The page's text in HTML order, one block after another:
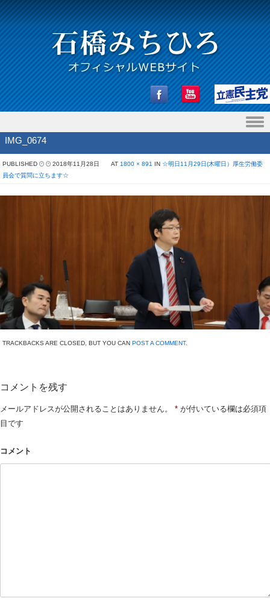
Skip to content
IMG_0674
PUBLISHED 2018年11月28日 AT 1800 × 891 IN ☆明日11月29日(木曜日）厚生労働委
員会で質問に立ちます☆
TRACKBACKS ARE CLOSED, BUT YOU CAN POST A COMMENT.
コメントを残す
メールアドレスが公開されることはありません。 * が付いている欄は必須項
目です
コメント